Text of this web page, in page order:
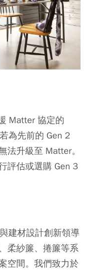
Matter 協定的
為先前的 Gen 2
法升級至 Matter。
評估或選購 Gen 3
建材設計創新領導
柔紗簾、捲簾等系
空間。我們致力於